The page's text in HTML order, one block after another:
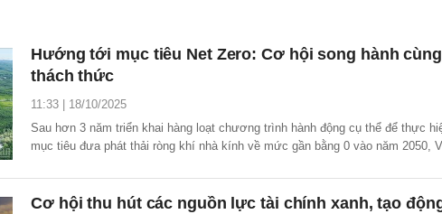
Hướng tới mục tiêu Net Zero: Cơ hội song hành cùng
thách thức
11:33 | 18/10/2025
Sau hơn 3 năm triển khai hàng loạt chương trình hành động cụ thể để thực
mục tiêu đưa phát thải ròng khí nhà kính về mức gần bằng 0 vào năm 2050,
lâu và đầy thách thức nhưng là hành trình tất yếu để đất nước...
Cơ hội thu hút các nguồn lực tài chính xanh, tạo